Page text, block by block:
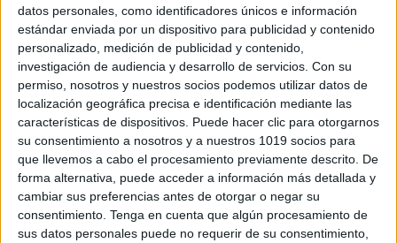
datos personales, como identificadores únicos e información
estándar enviada por un dispositivo para publicidad y contenido
personalizado, medición de publicidad y contenido,
investigación de audiencia y desarrollo de servicios. Con su
permiso, nosotros y nuestros socios podemos utilizar datos de
localización geográfica precisa e identificación mediante las
características de dispositivos. Puede hacer clic para otorgarnos
su consentimiento a nosotros y a nuestros 1019 socios para
que llevemos a cabo el procesamiento previamente descrito. De
forma alternativa, puede acceder a información más detallada y
cambiar sus preferencias antes de otorgar o negar su
consentimiento. Tenga en cuenta que algún procesamiento de
sus datos personales puede no requerir de su consentimiento,
Aprende y colorea las 7 maravillas del
mundo antiguo
Publicado el 3 junio, 2026
🏺🎨 Aprende y colorea las 7 Maravillas del Mundo
Antiguo Historia, arte y diversión en una sola colección
Las 7 Maravillas del Mundo Antiguo son un viaje
fascinante por las […]
SEGUIR LEYENDO